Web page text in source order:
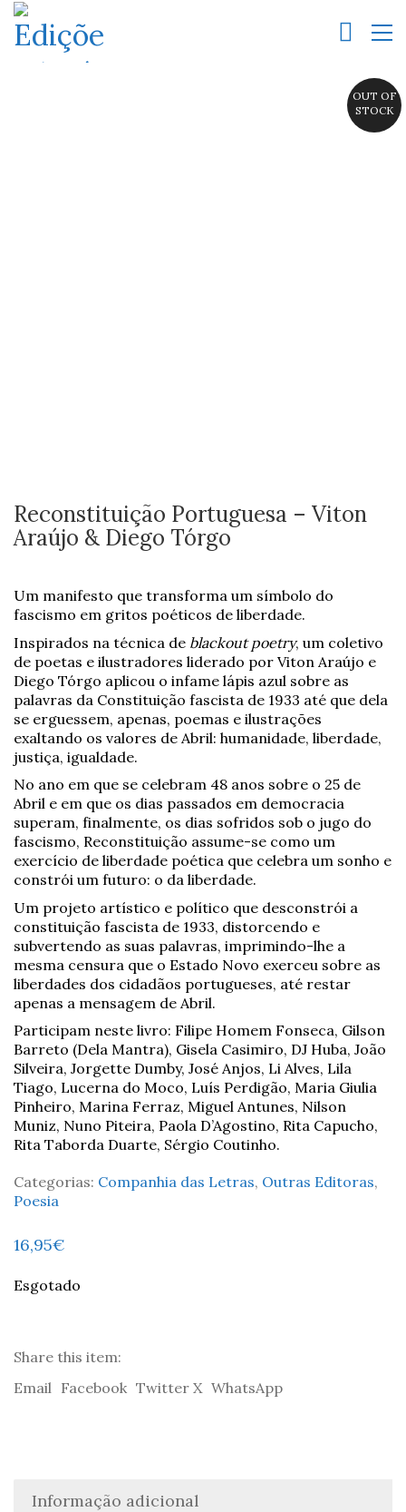
OUT OF
STOCK
Reconstituição Portuguesa – Viton
Araújo & Diego Tórgo
Um manifesto que transforma um símbolo do
fascismo em gritos poéticos de liberdade.
Inspirados na técnica de blackout poetry, um coletivo
de poetas e ilustradores liderado por Viton Araújo e
Diego Tórgo aplicou o infame lápis azul sobre as
palavras da Constituição fascista de 1933 até que dela
se erguessem, apenas, poemas e ilustrações
exaltando os valores de Abril: humanidade, liberdade,
justiça, igualdade.
No ano em que se celebram 48 anos sobre o 25 de
Abril e em que os dias passados em democracia
superam, finalmente, os dias sofridos sob o jugo do
fascismo, Reconstituição assume-se como um
exercício de liberdade poética que celebra um sonho e
constrói um futuro: o da liberdade.
Um projeto artístico e político que desconstrói a
constituição fascista de 1933, distorcendo e
subvertendo as suas palavras, imprimindo-lhe a
mesma censura que o Estado Novo exerceu sobre as
liberdades dos cidadãos portugueses, até restar
apenas a mensagem de Abril.
Participam neste livro: Filipe Homem Fonseca, Gilson
Barreto (Dela Mantra), Gisela Casimiro, DJ Huba, João
Silveira, Jorgette Dumby, José Anjos, Li Alves, Lila
Tiago, Lucerna do Moco, Luís Perdigão, Maria Giulia
Pinheiro, Marina Ferraz, Miguel Antunes, Nilson
Muniz, Nuno Piteira, Paola D’Agostino, Rita Capucho,
Rita Taborda Duarte, Sérgio Coutinho.
Categorias: Companhia das Letras, Outras Editoras,
Poesia
16,95€
Esgotado
Share this item:
Email Facebook Twitter X WhatsApp
Informação adicional